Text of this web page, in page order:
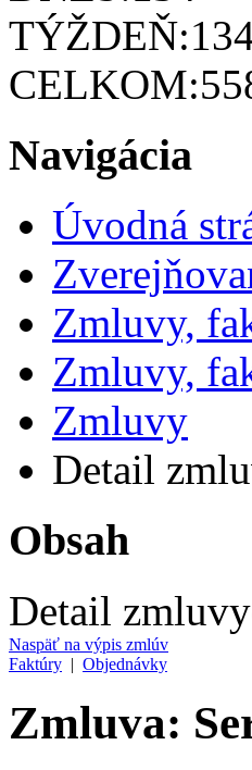
TÝŽDEŇ:
CELKOM:
Navigácia
Úvodná
Zmluvy,
Zmluvy,
Zmluvy
Detail
Obsah
Detail zmluvy
Naspäť na výpis zmlúv
Faktúry | Objednávky
Zmluva: